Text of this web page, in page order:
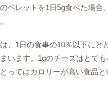
ペレットを1日5g食べた場合
、1日の食事の10％以下に
います。1gのチーズはとて
ってはカロリーが高い食品と